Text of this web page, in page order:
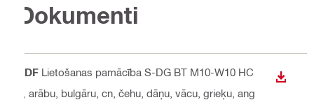
Dokumenti
PDF Lietošanas pamācība S-DG BT M10-W10 HC
, arābu, bulgāru, cn, čehu, dāņu, vācu, grieķu, ang